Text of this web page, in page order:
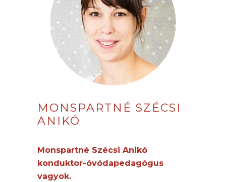
MONSPARTNÉ SZÉCSI
ANIKÓ
Monspartné Szécsi Anikó
konduktor-óvódapedagógus
vagyok.